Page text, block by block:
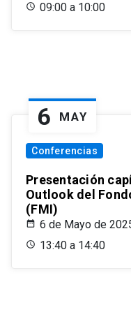
09:00 a 10:00
6 MAY
Conferencias
Presentación
Outlook del
(FMI)
6 de Mayo de
13:40 a 14:40